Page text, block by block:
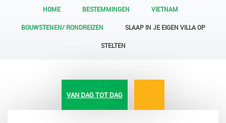
HOME BESTEMMINGEN VIETNAM
BOUWSTENEN/ RONDREIZEN SLAAP IN JE EIGEN VILLA OP
STELTEN
VAN DAG TOT DAG